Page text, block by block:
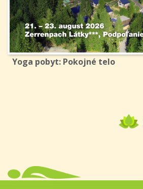
Yoga pobyt: Pokojné telo